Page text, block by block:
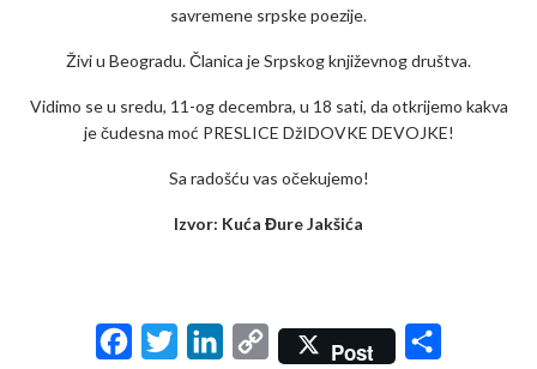
savremene srpske poezije.
Živi u Beogradu. Članica je Srpskog književnog društva.
Vidimo se u sredu, 11-og decembra, u 18 sati, da otkrijemo kakva
je čudesna moć PRESLICE DžIDOVKE DEVOJKE!
Sa radošću vas očekujemo!
Izvor: Kuća Đure Jakšića
C
Post